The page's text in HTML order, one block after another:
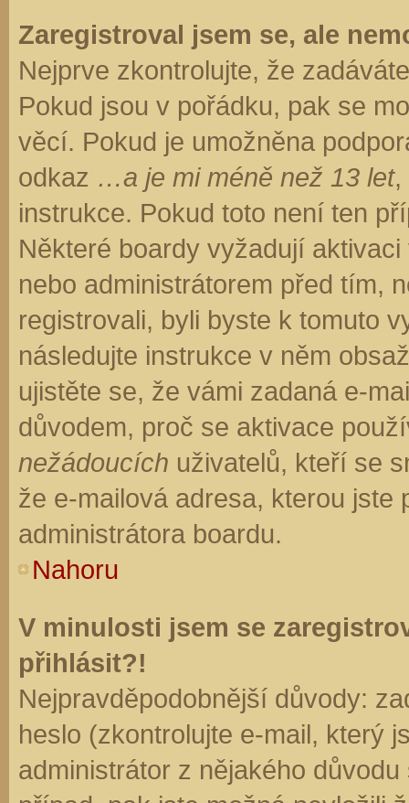
Zaregistroval jsem se, ale
Nejprve zkontrolujte, že
Pokud jsou v pořádku, pak se
věcí. Pokud je umožněna
odkaz …a je mi méně než 13 let,
instrukce. Pokud toto není ten
Některé boardy vyžadují
nebo administrátorem před tím,
registrovali, byli byste k tomuto
následujte instrukce v něm
ujistěte se, že vámi zadaná e-
důvodem, proč se aktivace
nežádoucích uživatelů, kteří se
že e-mailová adresa, kterou jste
administrátora boardu.
Nahoru
V minulosti jsem se
přihlásit?!
Nejpravděpodobnější důvody:
heslo (zkontrolujte e-mail, který
administrátor z nějakého